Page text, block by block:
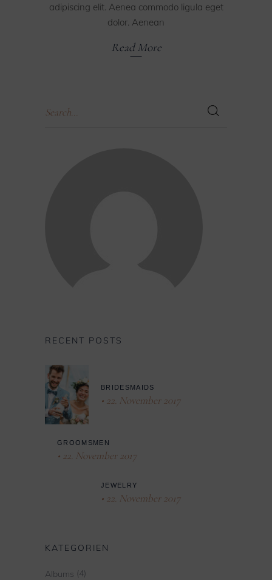
adipiscing elit. Aenea commodo ligula eget
dolor. Aenean
Read More
RECENT POSTS
BRIDESMAIDS
22. November 2017
GROOMSMEN
22. November 2017
JEWELRY
22. November 2017
KATEGORIEN
Albums (4)